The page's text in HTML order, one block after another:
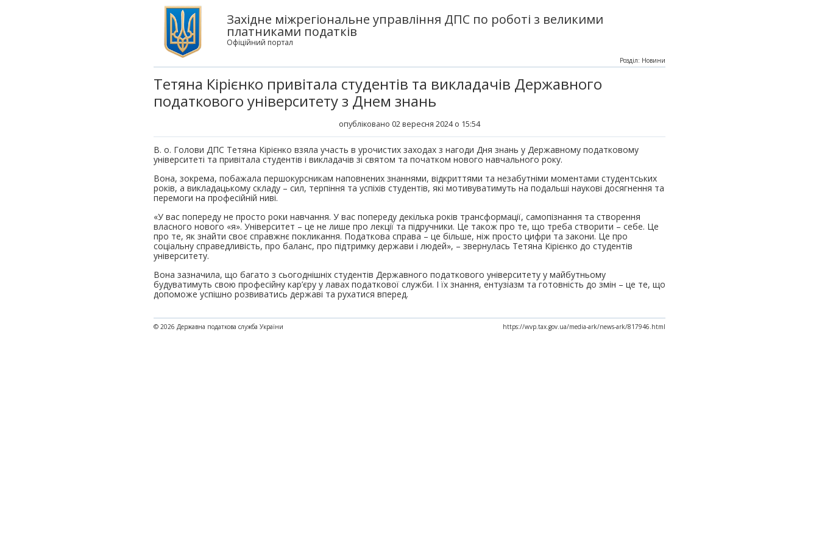
Західне міжрегіональне управління ДПС по роботі з великими
платниками податків
Офіційний портал
Тетяна Кірієнко привітала студентів та викладачів Державного
податкового університету з Днем знань
опубліковано 02 вересня 2024 о 15:54
Розділ: Новини
В. о. Голови ДПС Тетяна Кірієнко взяла участь в урочистих заходах з нагоди Дня знань у Державному податковому
університеті та привітала студентів і викладачів зі святом та початком нового навчального року.
Вона, зокрема, побажала першокурсникам наповнених знаннями, відкриттями та незабутніми моментами студентських
років, а викладацькому складу – сил, терпіння та успіхів студентів, які мотивуватимуть на подальші наукові досягнення та
перемоги на професійній ниві.
«У вас попереду не просто роки навчання. У вас попереду декілька років трансформації, самопізнання та створення
власного нового «я». Університет – це не лише про лекції та підручники. Це також про те, що треба створити – себе. Це
про те, як знайти своє справжнє покликання. Податкова справа – це більше, ніж просто цифри та закони. Це про
соціальну справедливість, про баланс, про підтримку держави і людей», – звернулась Тетяна Кірієнко до студентів
університету.
Вона зазначила, що багато з сьогоднішніх студентів Державного податкового університету у майбутньому
будуватимуть свою професійну кар’єру у лавах податкової служби. І їх знання, ентузіазм та готовність до змін – це те, що
допоможе успішно розвиватись державі та рухатися вперед.
© 2026 Державна податкова служба України https://wvp.tax.gov.ua/media-ark/news-ark/817946.html